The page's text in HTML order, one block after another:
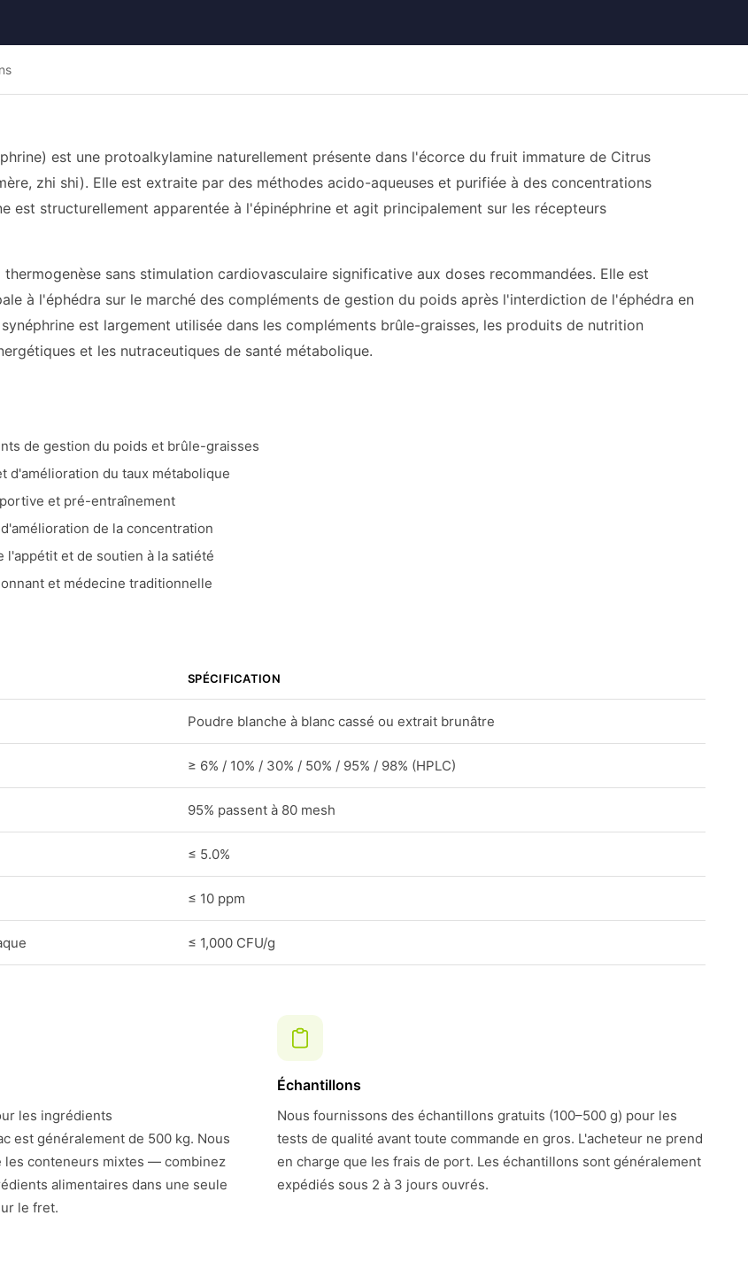
est une protoalkylamine naturellement présente dans l'écorce du fruit immature de Citrus
zhi shi). Elle est extraite par des méthodes acido-aqueuses et purifiée à des concentrations
est structurellement apparentée à l'épinéphrine et agit principalement sur les récepteurs
sans stimulation cardiovasculaire significative aux doses recommandées. Elle est
à l'éphédra sur le marché des compléments de gestion du poids après l'interdiction de l'éphédra en
est largement utilisée dans les compléments brûle-graisses, les produits de nutrition
et les nutraceutiques de santé métabolique.
de gestion du poids et brûle-graisses
d'amélioration du taux métabolique
et pré-entraînement
de la concentration
l'appétit et de soutien à la satiété
et médecine traditionnelle
SPÉCIFICATION
Poudre blanche à blanc cassé ou extrait brunâtre
≥ 6% / 10% / 30% / 50% / 95% / 98% (HPLC)
95% passent à 80 mesh
≤ 5.0%
≤ 10 ppm
≤ 1,000 CFU/g
les ingrédients
est généralement de 500 kg. Nous
les conteneurs mixtes — combinez
alimentaires dans une seule
le fret.
Échantillons
Nous fournissons des échantillons gratuits (100–500 g) pour les
tests de qualité avant toute commande en gros. L'acheteur ne prend
en charge que les frais de port. Les échantillons sont généralement
expédiés sous 2 à 3 jours ouvrés.